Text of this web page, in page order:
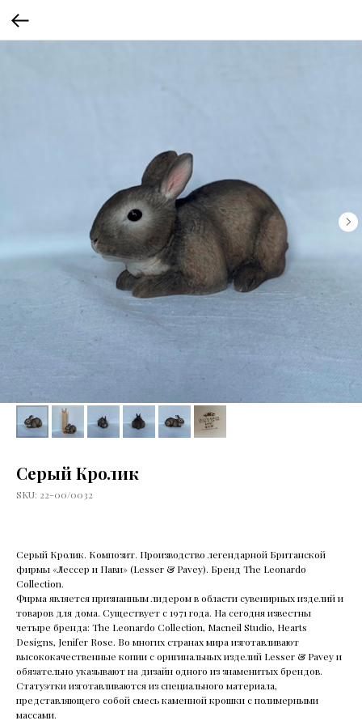
Серый Кролик
SKU: 22-00/0032
Серый Кролик. Композит. Производство легендарной Британской
фирмы «Лессер и Пави» (Lesser & Pavey). Бренд The Leonardo
Collection.
Фирма является признанным лидером в области сувенирных изделий и
товаров для дома. Существует с 1971 года. На сегодня известны
четыре бренда: The Leonardo Collection, Macneil Studio, Hearts
Designs, Jenifer Rose. Во многих странах мира изготавливают
высококачественные копии с оригинальных изделий Lesser & Pavey и
обязательно указывают на дизайн одного из знаменитых брендов.
Статуэтки изготавливаются из специального материала,
представляющего собой смесь каменной крошки с полимерными
массами.